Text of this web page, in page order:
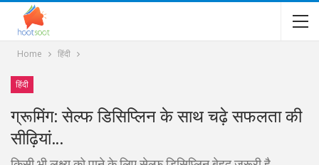
Home हिंदी
हिंदी
ग्रूमिंग: सेल्फ डिसिप्लिन के साथ चढ़े सफलता की
सीढ़ियां…